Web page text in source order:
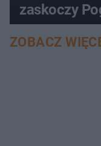
zaskoczy
ZOBACZ